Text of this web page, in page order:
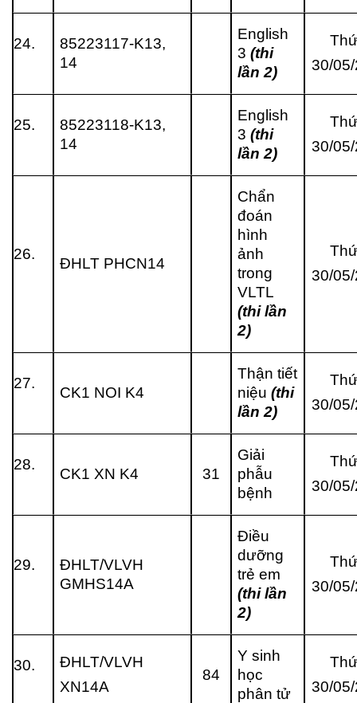
24.
85223117-K13,
14
English
3(thi
lần 2)
30/
25.
85223118-K13,
14
English
3(thi
lần 2)
30/
26.
ĐHLT PHCN14
Chẩn
đoán
hình
ảnh
trong
VLTL
(thi lần
2)
30/
27.
CK1 NOI K4
Thận tiết
niệu(thi
lần 2)
30/
28.
CK1 XN K4 31
Giải
phẫu
bệnh
30/
29.
ĐHLT/VLVH
GMHS14A
Điều
dưỡng
trẻ em
(thi lần
2)
30/
30.
ĐHLT/VLVH
XN14A
84
Y sinh
học
phân tử
30/